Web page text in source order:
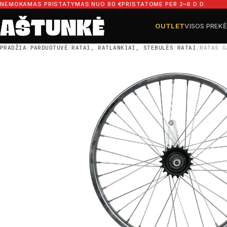
Pereiti prie turinio
NEMOKAMAS PRISTATYMAS NUO 80 €PRISTATOME PER 2–6 D.D.
OUTLETVISOS
Ieškoti dalių
Ieškoti
PRADŽIA/PARDUOTUVĖ/RATAI, RATLANKIAI, STEBULĖS/RATAI /RATAS